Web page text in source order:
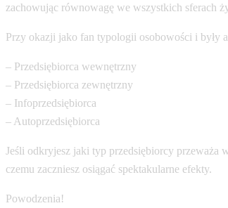
zachowując równowagę we wszystkich sferach
Przy okazji jako fan typologii osobowości i były
– Przedsiębiorca wewnętrzny
– Przedsiębiorca zewnętrzny
– Infoprzedsiębiorca
– Autoprzedsiębiorca
Jeśli odkryjesz jaki typ przedsiębiorcy przeważa
czemu zaczniesz osiągać spektakularne efekty.
Powodzenia!